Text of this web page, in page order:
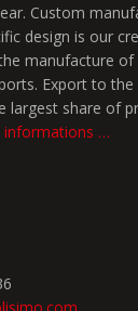
Custom
design is our
manufacture
Export to the
largest share of
informations …